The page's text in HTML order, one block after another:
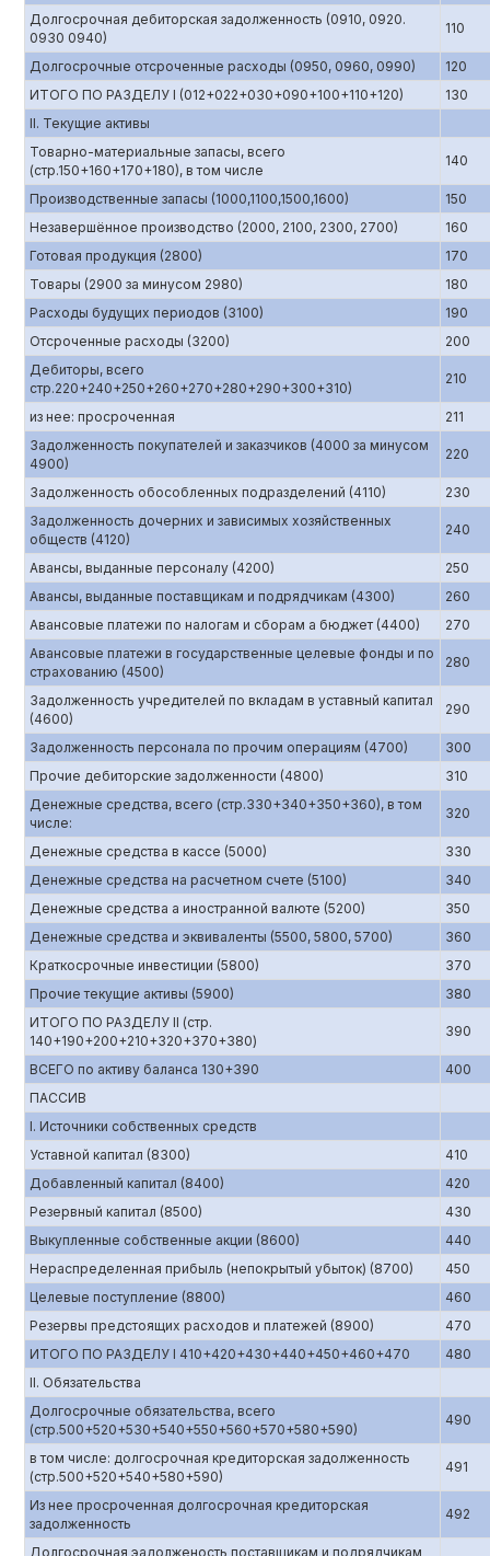
Долгосрочная дебиторская задолженность (0910, 0920.
0930 0940)
110
Долгосрочные отсроченные расходы (0950, 0960, 0990)
120
ИТОГО ПО РАЗДЕЛУ I (012+022+030+090+100+110+120)
130
II. Текущие активы
Товарно-материальные запасы, всего
(стр.150+160+170+180), в том числе
140
Производственные запасы (1000,1100,1500,1600)
150
Незавершённое производство (2000, 2100, 2300, 2700)
160
Готовая продукция (2800)
170
Товары (2900 за минусом 2980)
180
Расходы будущих периодов (3100)
190
Отсроченные расходы (3200)
200
Дебиторы, всего
стр.220+240+250+260+270+280+290+300+310)
210
из нее: просроченная
211
Задолженность покупателей и заказчиков (4000 за минусом
4900)
220
Задолженность обособленных подразделений (4110)
230
Задолженность дочерних и зависимых хозяйственных
обществ (4120)
240
Авансы, выданные персоналу (4200)
250
Авансы, выданные поставщикам и подрядчикам (4300)
260
Авансовые платежи по налогам и сборам а бюджет (4400)
270
Авансовые платежи в государственные целевые фонды и по
страхованию (4500)
280
Задолженность учредителей по вкладам в уставный капитал
(4600)
290
Задолженность персонала по прочим операциям (4700)
300
Прочие дебиторские задолженности (4800)
310
Денежные средства, всего (стр.330+340+350+360), в том
числе:
320
Денежные средства в кассе (5000)
330
Денежные средства на расчетном счете (5100)
340
Денежные средства а иностранной валюте (5200)
350
Денежные средства и эквиваленты (5500, 5800, 5700)
360
Краткосрочные инвестиции (5800)
370
Прочие текущие активы (5900)
380
ИТОГО ПО РАЗДЕЛУ II (стр.
140+190+200+210+320+370+380)
390
ВСЕГО по активу баланса 130+390
400
ПАССИВ
I. Источники собственных средств
Уставной капитал (8300)
410
Добавленный капитал (8400)
420
Резервный капитал (8500)
430
Выкупленные собственные акции (8600)
440
Нераспределенная прибыль (непокрытый убыток) (8700)
450
Целевые поступление (8800)
460
Резервы предстоящих расходов и платежей (8900)
470
ИТОГО ПО РАЗДЕЛУ I 410+420+430+440+450+460+470
480
II. Обязательства
Долгосрочные обязательства, всего
(стр.500+520+530+540+550+560+570+580+590)
490
в том числе: долгосрочная кредиторская задолженность
(стр.500+520+540+580+590)
491
Из нее просроченная долгосрочная кредиторская
задолженность
492
Долгосрочная эадолженость поставщикам и подрядчикам